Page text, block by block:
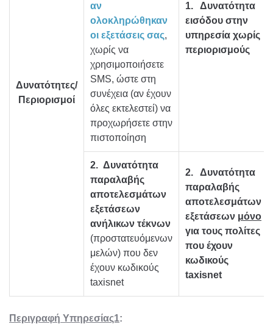
Δυνατότητες/
Περιορισμοί
αν
ολοκληρώθηκαν
οι εξετάσεις σας,
χωρίς να
χρησιμοποιήσετε
SMS, ώστε στη
συνέχεια (αν έχουν
όλες εκτελεστεί) να
προχωρήσετε στην
πιστοποίηση
1. Δυνατότητα
εισόδου στην
υπηρεσία χωρίς
περιορισμούς
2. Δυνατότητα
παραλαβής
αποτελεσμάτων
εξετάσεων
ανήλικων τέκνων
(προστατευόμενων
μελών) που δεν
έχουν κωδικούς
taxisnet
2. Δυνατότητα
παραλαβής
αποτελεσμάτων
εξετάσεων μόνο
για τους πολίτες
που έχουν
κωδικούς
taxisnet
Περιγραφή Υπηρεσίας1: